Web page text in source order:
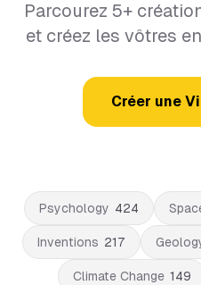
Parcourez 5+
et créez les vôtres
Créer une
Psychology 424
Inventions 217
Climate Change 149